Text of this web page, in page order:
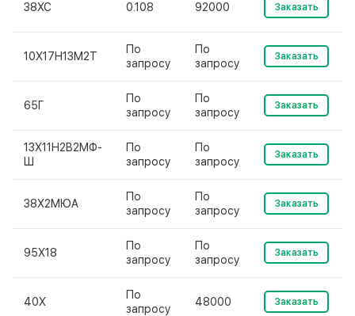
38ХС 0.108 92000 Заказать
10Х17Н13М2Т
По
запросу
По
запросу
Заказать
65Г
По
запросу
По
запросу
Заказать
13Х11Н2В2МФ-
Ш
По
запросу
По
запросу
Заказать
38Х2МЮА
По
запросу
По
запросу
Заказать
95Х18
По
запросу
По
запросу
Заказать
40Х
По
запросу
48000 Заказать